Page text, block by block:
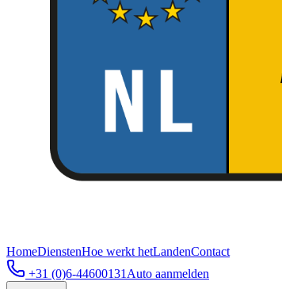
HomeDienstenHoe werkt hetLandenContact
+31 (0)6-44600131 Auto aanmelden